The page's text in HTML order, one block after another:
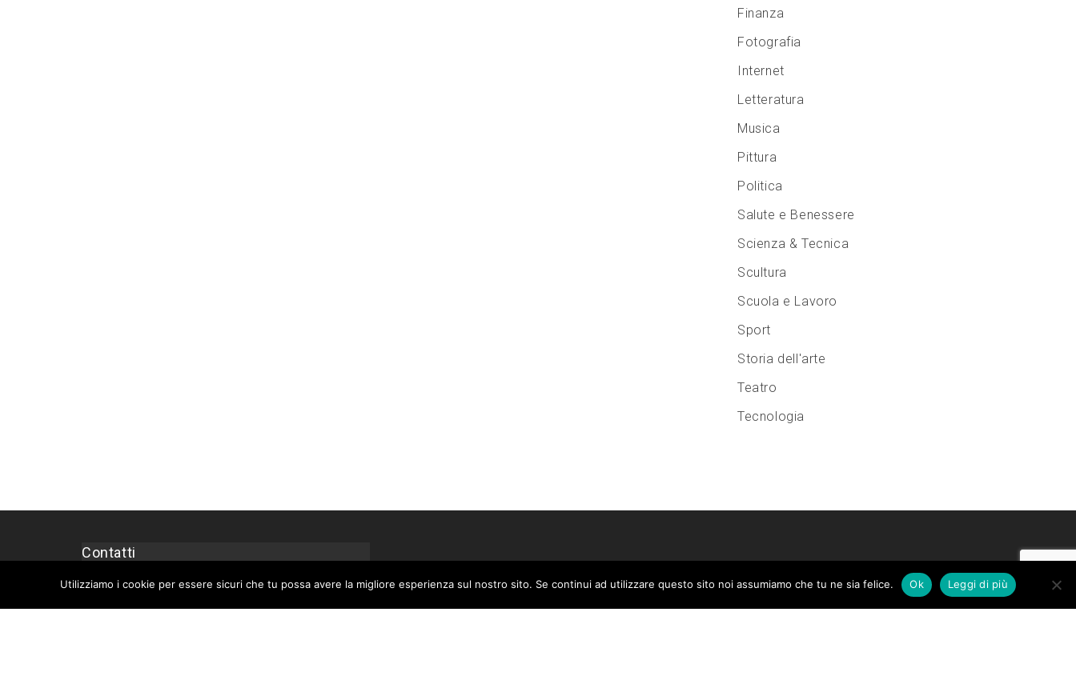
Finanza
Fotografia
Internet
Letteratura
Musica
Pittura
Politica
Salute e Benessere
Scienza & Tecnica
Scultura
Scuola e Lavoro
Sport
Storia dell'arte
Teatro
Tecnologia
Contatti
Privacy Policy
Cookie Policy
Utilizziamo i cookie per essere sicuri che tu possa avere la migliore esperienza sul nostro sito. Se continui ad utilizzare questo sito noi assumiamo che tu ne sia felice. Ok Leggi di più